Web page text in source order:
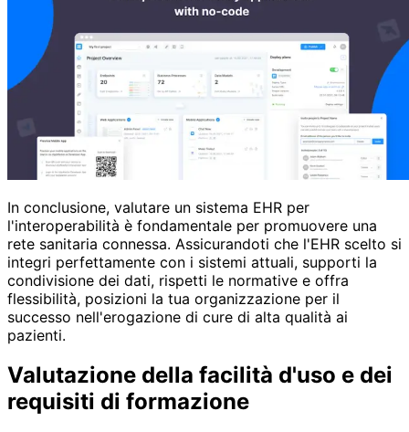
In conclusione, valutare un sistema EHR per
l'interoperabilità è fondamentale per promuovere una
rete sanitaria connessa. Assicurandoti che l'EHR scelto si
integri perfettamente con i sistemi attuali, supporti la
condivisione dei dati, rispetti le normative e offra
flessibilità, posizioni la tua organizzazione per il
successo nell'erogazione di cure di alta qualità ai
pazienti.
Valutazione della facilità d'uso e dei
requisiti di formazione